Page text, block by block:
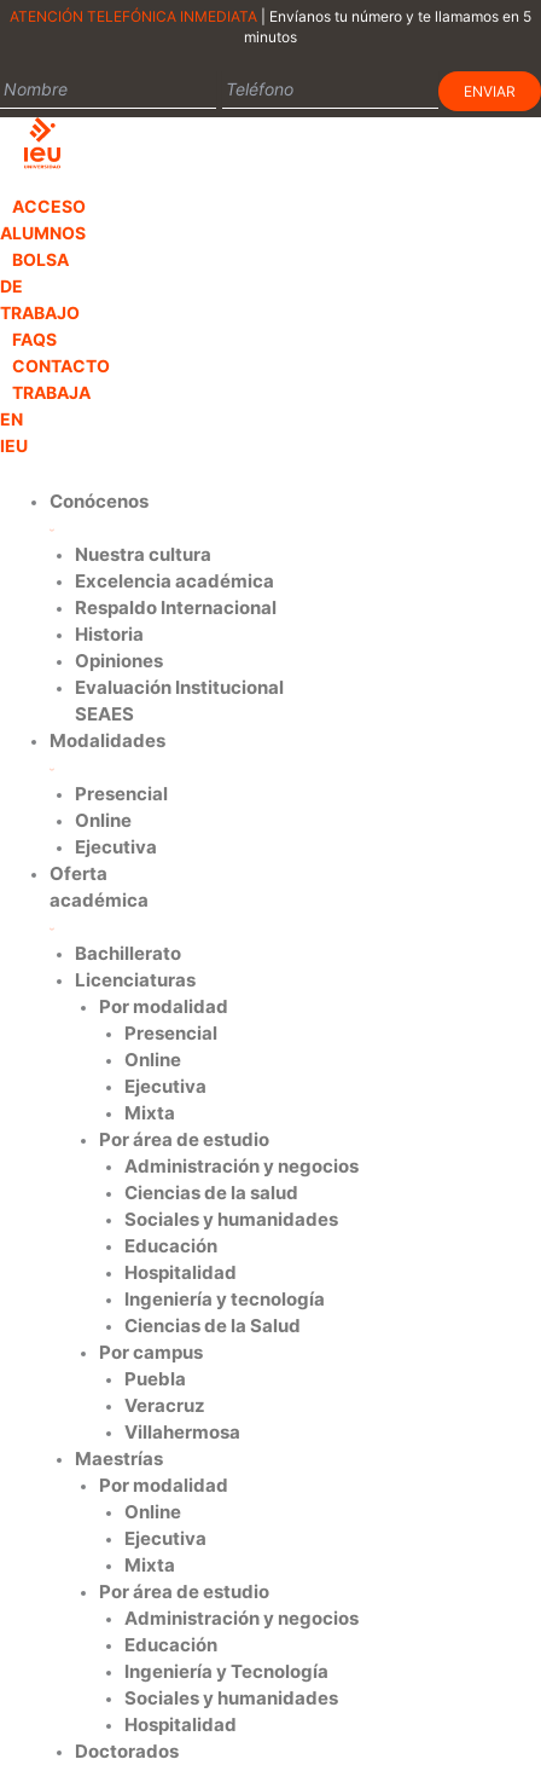
ATENCIÓN TELEFÓNICA INMEDIATA | Envíanos tu número y te llamamos en 5
minutos
ACCESO
ALUMNOS
BOLSA
DE
TRABAJO
FAQS
CONTACTO
TRABAJA
EN
IEU
Conócenos
Nuestra cultura
Excelencia académica
Respaldo Internacional
Historia
Opiniones
Evaluación Institucional
SEAES
Modalidades
Presencial
Online
Ejecutiva
Oferta
académica
Bachillerato
Licenciaturas
Por modalidad
Presencial
Online
Ejecutiva
Mixta
Por área de estudio
Administración y negocios
Ciencias de la salud
Sociales y humanidades
Educación
Hospitalidad
Ingeniería y tecnología
Ciencias de la Salud
Por campus
Puebla
Veracruz
Villahermosa
Maestrías
Por modalidad
Online
Ejecutiva
Mixta
Por área de estudio
Administración y negocios
Educación
Ingeniería y Tecnología
Sociales y humanidades
Hospitalidad
Doctorados